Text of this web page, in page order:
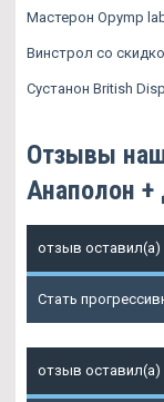
Мастерон Opymp
Винстрол со
Сустанон British
Отзывы
Анаполон
отзыв оставил(а)
Стать
отзыв оставил(а)